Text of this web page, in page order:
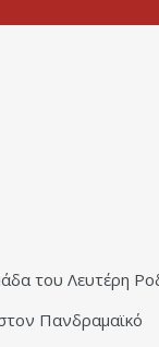
του Λευτέρη
Πανδραμαϊκό